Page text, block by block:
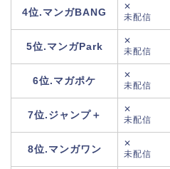
4位.マンガBANG
✕
未配信
5位.マンガPark
✕
未配信
6位.マガポケ
✕
未配信
7位.ジャンプ＋
✕
未配信
8位.マンガワン
✕
未配信